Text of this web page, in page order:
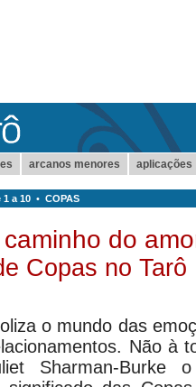
arcanos menores aplicações
1 a 10 • COPAS
do
Copas no Tarô
o mundo das
Não à
Sharman-Burke